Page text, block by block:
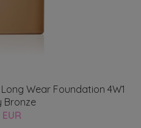
Wear Foundation 4W1
Bronze